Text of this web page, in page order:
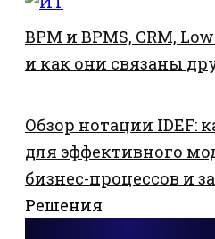
BPM и BPMS, CRM,
и как они связаны
Обзор нотации IDEF:
для эффективного
бизнес-процессов и
Решения